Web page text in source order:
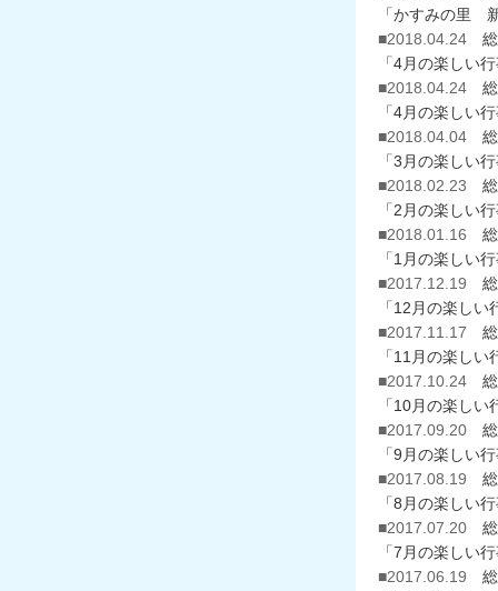
「かすみの里
■2018.04.24
「4月の楽しい
■2018.04.24
「4月の楽しい
■2018.04.04
「3月の楽しい
■2018.02.23
「2月の楽しい
■2018.01.16
「1月の楽しい
■2017.12.19
「12月の楽し
■2017.11.17
「11月の楽し
■2017.10.24
「10月の楽し
■2017.09.20
「9月の楽しい
■2017.08.19
「8月の楽しい
■2017.07.20
「7月の楽しい
■2017.06.19